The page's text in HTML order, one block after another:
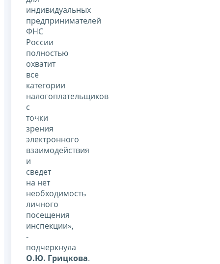
индивидуальных
предпринимателей
ФНС
России
полностью
охватит
все
категории
налогоплательщиков
с
точки
зрения
электронного
взаимодействия
и
сведет
на нет
необходимость
личного
посещения
инспекции»,
-
подчеркнула
О.Ю. Грицкова.